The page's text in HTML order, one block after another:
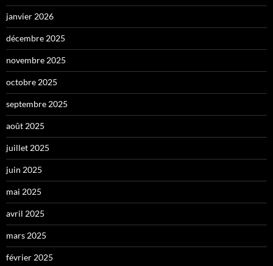
janvier 2026
décembre 2025
novembre 2025
octobre 2025
septembre 2025
août 2025
juillet 2025
juin 2025
mai 2025
avril 2025
mars 2025
février 2025